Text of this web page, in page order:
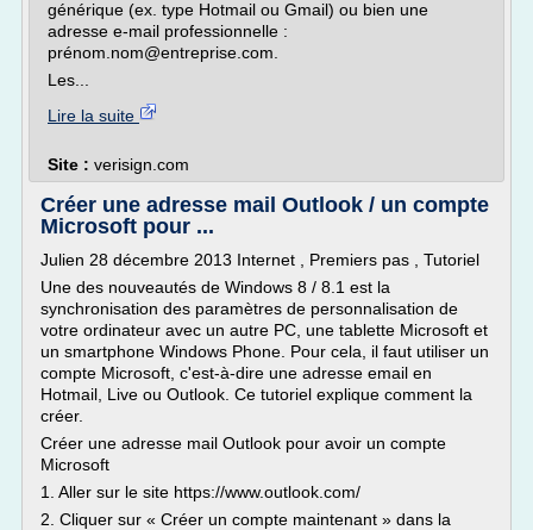
générique (ex. type Hotmail ou Gmail) ou bien une
adresse e-mail professionnelle :
prénom.nom@entreprise.com.
Les...
Lire la suite
Site : verisign.com
Créer une adresse mail Outlook / un compte
Microsoft pour ...
Julien 28 décembre 2013 Internet , Premiers pas , Tutoriel
Une des nouveautés de Windows 8 / 8.1 est la
synchronisation des paramètres de personnalisation de
votre ordinateur avec un autre PC, une tablette Microsoft et
un smartphone Windows Phone. Pour cela, il faut utiliser un
compte Microsoft, c'est-à-dire une adresse email en
Hotmail, Live ou Outlook. Ce tutoriel explique comment la
créer.
Créer une adresse mail Outlook pour avoir un compte
Microsoft
1. Aller sur le site https://www.outlook.com/
2. Cliquer sur « Créer un compte maintenant » dans la